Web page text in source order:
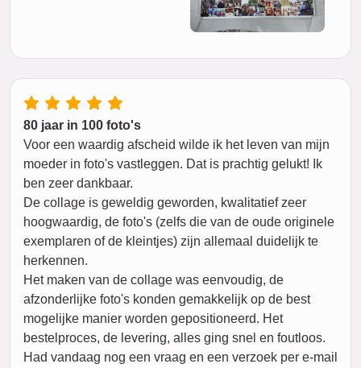
80 jaar in 100 foto's
Voor een waardig afscheid wilde ik het leven van mijn
moeder in foto's vastleggen. Dat is prachtig gelukt! Ik
ben zeer dankbaar.
De collage is geweldig geworden, kwalitatief zeer
hoogwaardig, de foto's (zelfs die van de oude originele
exemplaren of de kleintjes) zijn allemaal duidelijk te
herkennen.
Het maken van de collage was eenvoudig, de
afzonderlijke foto's konden gemakkelijk op de best
mogelijke manier worden gepositioneerd. Het
bestelproces, de levering, alles ging snel en foutloos.
Had vandaag nog een vraag en een verzoek per e-mail